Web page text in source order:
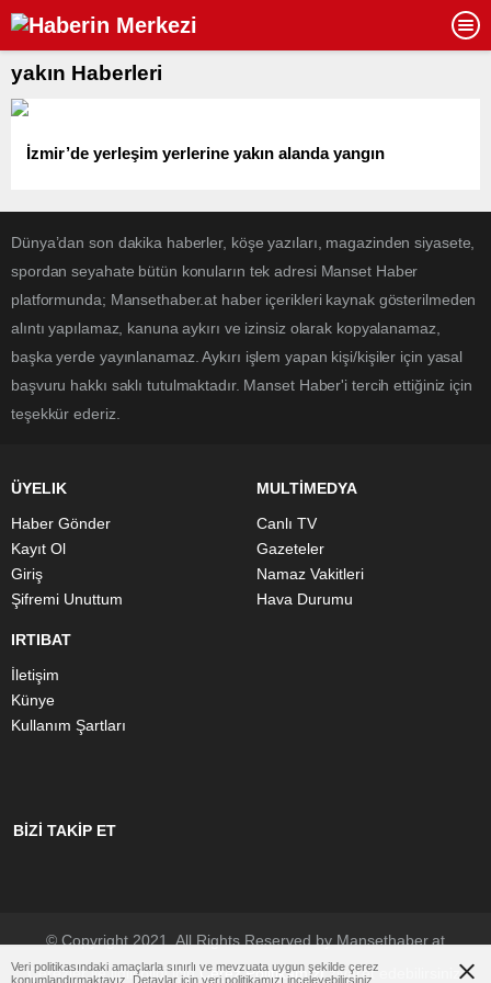
yakın Haberleri
İzmir’de yerleşim yerlerine yakın alanda yangın
Dünya’dan son dakika haberler, köşe yazıları, magazinden siyasete,
spordan seyahate bütün konuların tek adresi Manset Haber
platformunda; Mansethaber.at haber içerikleri kaynak gösterilmeden
alıntı yapılamaz, kanuna aykırı ve izinsiz olarak kopyalanamaz,
başka yerde yayınlanamaz. Aykırı işlem yapan kişi/kişiler için yasal
başvuru hakkı saklı tutulmaktadır. Manset Haber'i tercih ettiğiniz için
teşekkür ederiz.
ÜYELIK
Haber Gönder
Kayıt Ol
Giriş
Şifremi Unuttum
MULTİMEDYA
Canlı TV
Gazeteler
Namaz Vakitleri
Hava Durumu
IRTIBAT
İletişim
Künye
Kullanım Şartları
BİZİ TAKİP ET
© Copyright 2021. All Rights Reserved by Mansethaber.at
Çerezler ile ilgili bilgi için Çerez Politikamızıziyaret edebilirsiniz.
Veri politikasındaki amaçlarla sınırlı ve mevzuata uygun şekilde çerez
konumlandırmaktayız. Detaylar için veri politikamızı inceleyebilirsiniz.